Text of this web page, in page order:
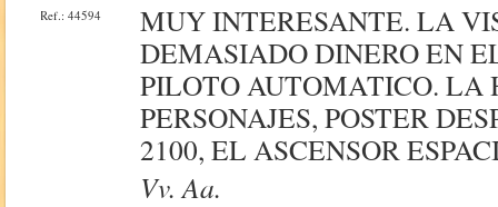
Ref.: 44594
MUY INTERESANTE. LA
DEMASIADO DINERO EN
PILOTO AUTOMATICO. LA
PERSONAJES, POSTER
2100, EL ASCENSOR
Vv. Aa.